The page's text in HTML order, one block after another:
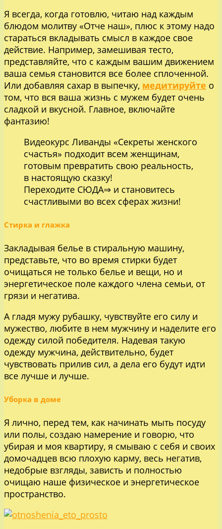
Я всегда, когда готовлю, читаю над каждым
блюдом молитву «Отче наш», плюс к этому надо
стараться вкладывать смысл в каждое свое
действие. Например, замешивая тесто,
представляйте, что с каждым вашим движением
ваша семья становится все более сплоченной.
Или добавляя сахар в выпечку, медитируйте о
том, что вся ваша жизнь с мужем будет очень
сладкой и вкусной. Главное, включайте
фантазию!
Видеокурс Ливанды «Секреты женского
счастья» подходит всем женщинам,
готовым превратить свою реальность,
в настоящую сказку!
Переходите СЮДА⇒ и становитесь
счастливыми во всех сферах жизни!
Стирка и глажка
Закладывая белье в стиральную машину,
представьте, что во время стирки будет
очищаться не только белье и вещи, но и
энергетическое поле каждого члена семьи, от
грязи и негатива.
А гладя мужу рубашку, чувствуйте его силу и
мужество, любите в нем мужчину и наделите его
одежду силой победителя. Надевая такую
одежду мужчина, действительно, будет
чувствовать прилив сил, а дела его будут идти
все лучше и лучше.
Уборка в доме
Я лично, перед тем, как начинать мыть посуду
или полы, создаю намерение и говорю, что
убирая и моя квартиру, я смываю с себя и своих
домочадцев всю плохую карму, весь негатив,
недобрые взгляды, зависть и полностью
очищаю наше физическое и энергетическое
пространство.